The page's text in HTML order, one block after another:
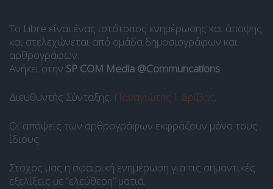
Το Libre είναι ένας ιστότοπος ενημέρωσης και άποψης
και στελεχώνεται από ομάδα δημοσιογράφων και
αρθρογράφων.
Ανήκει στην SP COM Media @Communcations.
Διευθυντής Σύνταξης: Παναγιώτης Ι. Δρίβας.
Οι απόψεις των αρθρογράφων εκφράζουν μόνο τους
ίδιους.
Στόχος μας η σφαιρική ενημέρωση για τις σημαντικές
εξελίξεις με “ελεύθερη” ματιά.